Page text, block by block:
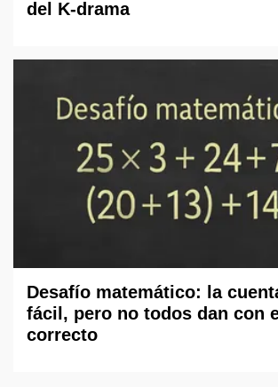
del K-drama
Desafío matemático: la
fácil, pero no todos dan con
correcto